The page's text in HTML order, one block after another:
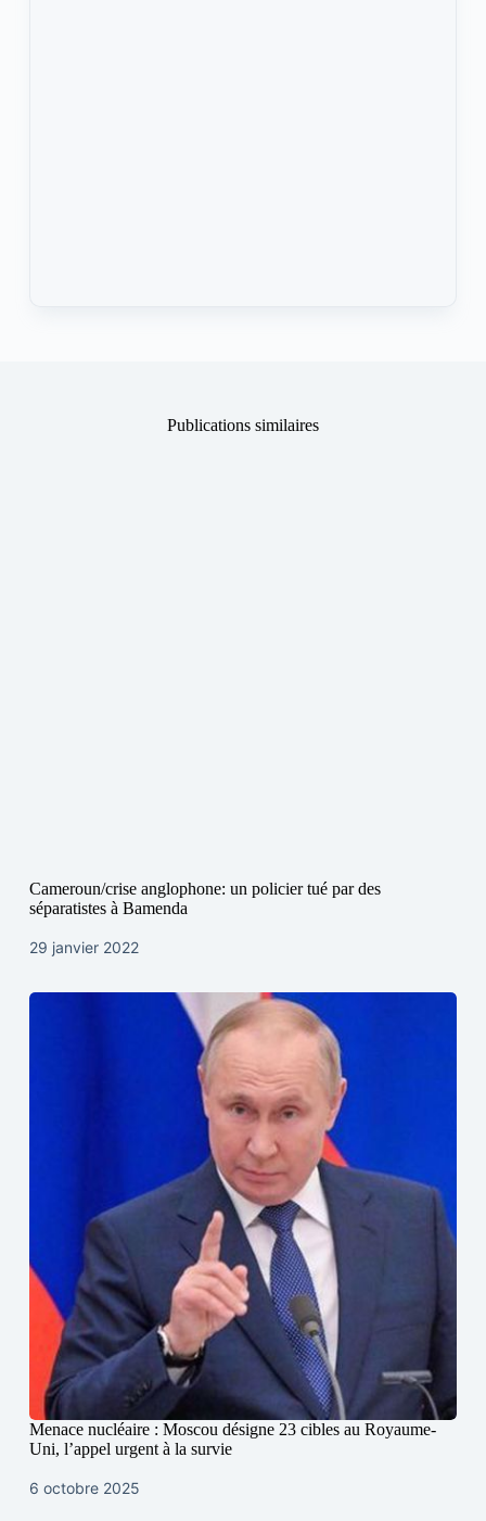
Publications similaires
Cameroun/crise anglophone: un policier tué par des
séparatistes à Bamenda
29 janvier 2022
Menace nucléaire : Moscou désigne 23 cibles au Royaume-
Uni, l’appel urgent à la survie
6 octobre 2025